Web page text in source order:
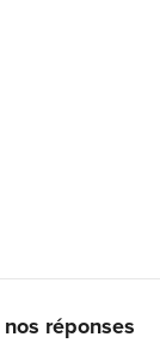
réponses